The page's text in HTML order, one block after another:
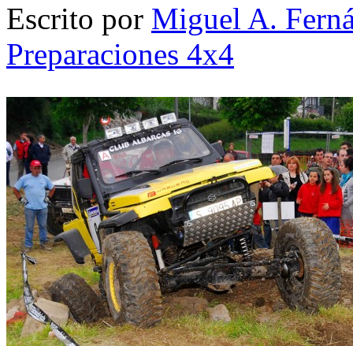
Escrito por Miguel A.
Preparaciones 4x4